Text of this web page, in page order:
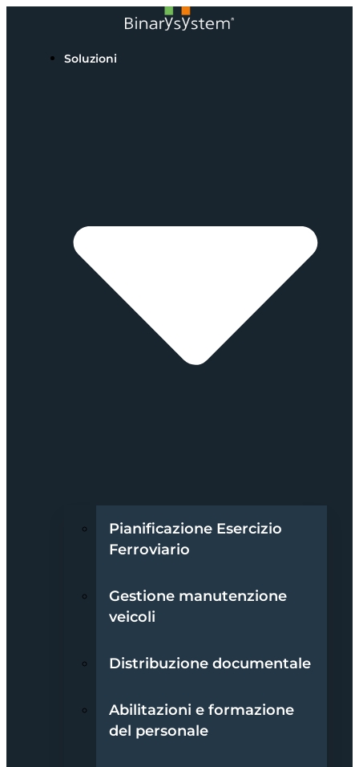
Soluzioni
Pianificazione Esercizio
Ferroviario
Gestione manutenzione
veicoli
Distribuzione documentale
Abilitazioni e formazione
del personale